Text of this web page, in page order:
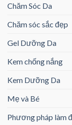
Chăm Sóc Da
Chăm sóc sắc đẹp
Gel Dưỡng Da
Kem chống nắng
Kem Dưỡng Da
Mẹ và Bé
Phương pháp làm